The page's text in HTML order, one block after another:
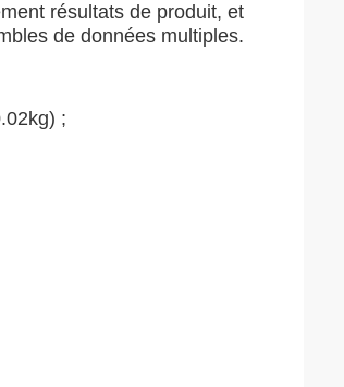
résultats de produit, et
de données multiples.
;